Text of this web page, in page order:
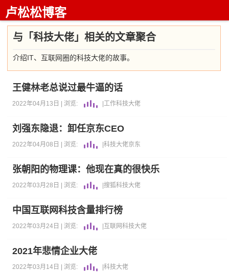
卢松松博客
与「科技大佬」相关的文章聚合
介绍IT、互联网圈的科技大佬的故事。
王健林老总说过最牛逼的话
2022年04月13日 | 浏览: |工作科技大佬
刘强东隐退：卸任京东CEO
2022年04月08日 | 浏览: |科技大佬京东
张朝阳的物理课：他现在真的很快乐
2022年03月28日 | 浏览: |搜狐科技大佬
中国互联网科技含量排行榜
2022年03月24日 | 浏览: 互联网科技大佬
2021年悲情企业大佬
2022年03月14日 | 浏览: |科技大佬